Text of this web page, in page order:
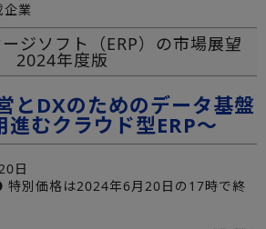
業
ジソフト（ERP）の市場展望
2024年度版
とDXのためのデータ基盤
進むクラウド型ERP～
日
特別価格は2024年6月20日の17時で終